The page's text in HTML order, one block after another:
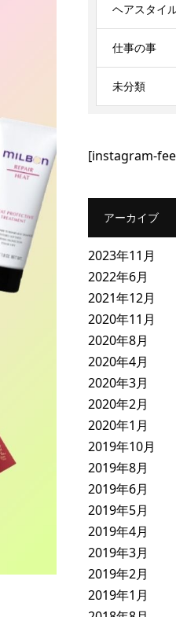
ヘアスタイ
仕事の事
未分類
[instagram-
アーカイブ
2023年11月
2022年6月
2021年12月
2020年11月
2020年8月
2020年4月
2020年3月
2020年2月
2020年1月
2019年10月
2019年8月
2019年6月
2019年5月
2019年4月
2019年3月
2019年2月
2019年1月